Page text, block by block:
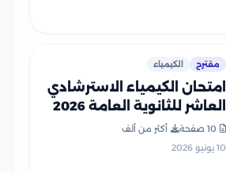
مقترح الكيمياء
امتحان الكيمياء الاسترشادي
العاشر للثانوية العامة 2026
PDF للتدريب على نمط
الأسئلة
10 صفحة
أكثر من ألف
10 يونيو 2026